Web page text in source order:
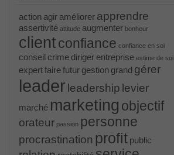
action agir améliorer apprendre
assertivité attitude augmenter bonheur
client confiance confiance en soi
conseil crime diriger entreprise estime de soi
expertfairefutur gestion grand gérer
leader leadership levier
marché marketing objectif
orateur passion personne
procrastination profit public